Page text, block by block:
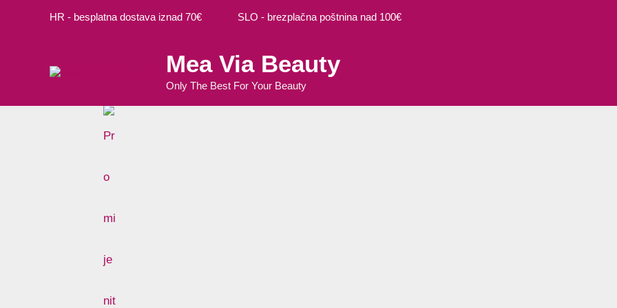
HR - besplatna dostava iznad 70€ SLO - brezplačna poštnina nad 100€
Mea Via Beauty
Only The Best For Your Beauty